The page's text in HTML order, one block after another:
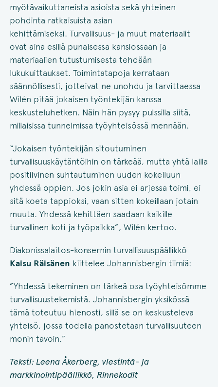
myötävaikuttaneista asioista sekä yhteinen
pohdinta ratkaisuista asian
kehittämiseksi. Turvallisuus- ja muut materiaalit
ovat aina esillä punaisessa kansiossaan ja
materiaalien tutustumisesta tehdään
lukukuittaukset. Toimintatapoja kerrataan
säännöllisesti, jotteivat ne unohdu ja tarvittaessa
Wilén pitää jokaisen työntekijän kanssa
keskusteluhetken. Näin hän pysyy pulssilla siitä,
millaisissa tunnelmissa työyhteisössä mennään.
“Jokaisen työntekijän sitoutuminen
turvallisuuskäytäntöihin on tärkeää, mutta yhtä lailla
positiivinen suhtautuminen uuden kokeiluun
yhdessä oppien. Jos jokin asia ei arjessa toimi, ei
sitä koeta tappioksi, vaan sitten kokeillaan jotain
muuta. Yhdessä kehittäen saadaan kaikille
turvallinen koti ja työpaikka”, Wilén kertoo.
Diakonissalaitos-konsernin turvallisuuspäällikkö
Kaisu Räisänen kiittelee Johannisbergin tiimiä:
”Yhdessä tekeminen on tärkeä osa työyhteisömme
turvallisuustekemistä. Johannisbergin yksikössä
tämä toteutuu hienosti, sillä se on keskusteleva
yhteisö, jossa todella panostetaan turvallisuuteen
monin tavoin.”
Teksti: Leena Åkerberg, viestintä- ja
markkinointipäällikkö, Rinnekodit